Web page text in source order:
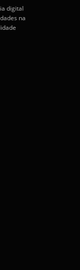
digital
na